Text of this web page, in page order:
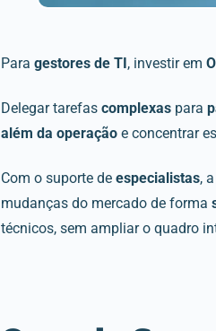
Para gestores de TI , investir em
Delegar tarefas complexas para
além da operação e concentrar
Com o suporte de especialistas,
mudanças do mercado de forma
técnicos, sem ampliar o quadro